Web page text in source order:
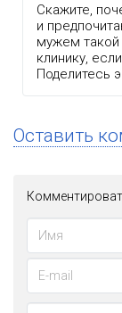
Скажите,
и
мужем такой
клинику,
Поделитесь
Оставить